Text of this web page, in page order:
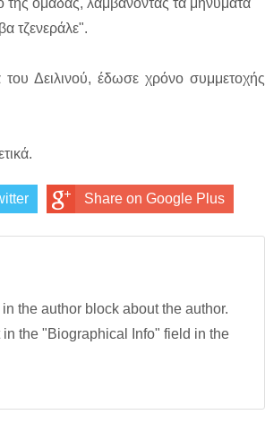
της ομάδας, λαμβάνοντας τα μηνύματα
τζενεράλε".
του Δειλινού, έδωσε χρόνο συμμετοχής
Share on Google Plus
the author block about the author.
the "Biographical Info" field in the